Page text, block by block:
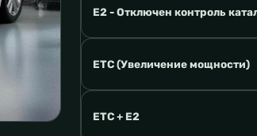
E2 - Отключен контроль
ETC (Увеличение мощности)
ETC + E2